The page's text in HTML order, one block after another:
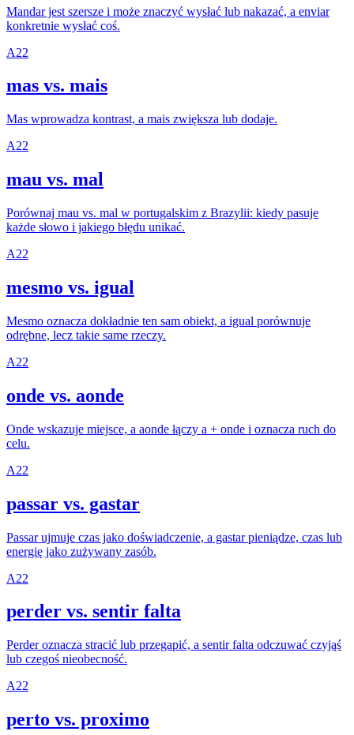
Mandar jest szersze i może znaczyć wysłać lub nakazać, a enviar
konkretnie wysłać coś.
A22
mas vs. mais
Mas wprowadza kontrast, a mais zwiększa lub dodaje.
A22
mau vs. mal
Porównaj mau vs. mal w portugalskim z Brazylii: kiedy pasuje
każde słowo i jakiego błędu unikać.
A22
mesmo vs. igual
Mesmo oznacza dokładnie ten sam obiekt, a igual porównuje
odrębne, lecz takie same rzeczy.
A22
onde vs. aonde
Onde wskazuje miejsce, a aonde łączy a + onde i oznacza ruch do
celu.
A22
passar vs. gastar
Passar ujmuje czas jako doświadczenie, a gastar pieniądze, czas lub
energię jako zużywany zasób.
A22
perder vs. sentir falta
Perder oznacza stracić lub przegapić, a sentir falta odczuwać czyjąś
lub czegoś nieobecność.
A22
perto vs. proximo